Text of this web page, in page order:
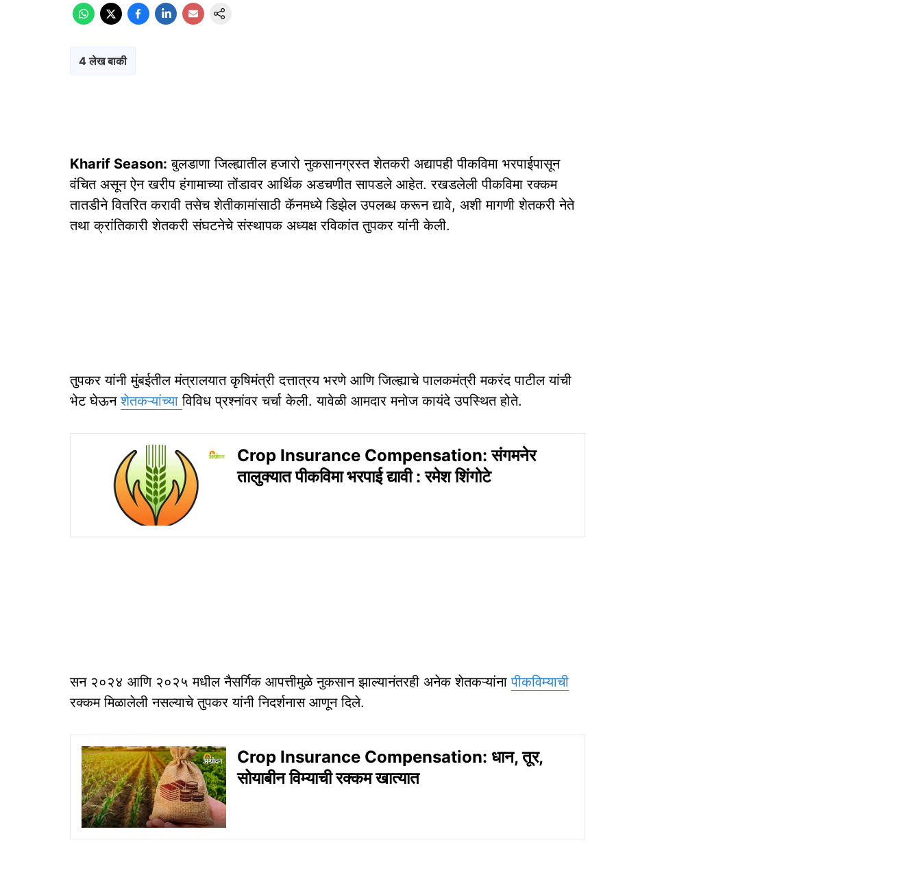
4 लेख बाकी
Kharif Season: बुलडाणा जिल्ह्यातील हजारो नुकसानग्रस्त शेतकरी अद्यापही पीकविमा भरपाईपासून
वंचित असून ऐन खरीप हंगामाच्या तोंडावर आर्थिक अडचणीत सापडले आहेत. रखडलेली पीकविमा रक्कम
तातडीने वितरित करावी तसेच शेतीकामांसाठी कॅनमध्ये डिझेल उपलब्ध करून द्यावे, अशी मागणी शेतकरी नेते
तथा क्रांतिकारी शेतकरी संघटनेचे संस्थापक अध्यक्ष रविकांत तुपकर यांनी केली.
तुपकर यांनी मुंबईतील मंत्रालयात कृषिमंत्री दत्तात्रय भरणे आणि जिल्ह्याचे पालकमंत्री मकरंद पाटील यांची
भेट घेऊनशेतकऱ्यांच्याविविध प्रश्नांवर चर्चा केली. यावेळी आमदार मनोज कायंदे उपस्थित होते.
Crop Insurance Compensation: संगमनेर
तालुक्यात पीकविमा भरपाई द्यावी : रमेश शिंगोटे
सन २०२४ आणि २०२५ मधील नैसर्गिक आपत्तीमुळे नुकसान झाल्यानंतरही अनेक शेतकऱ्यांनापीकविम्याची
रक्कम मिळालेली नसल्याचे तुपकर यांनी निदर्शनास आणून दिले.
Crop Insurance Compensation: धान, तूर,
सोयाबीन विम्याची रक्कम खात्यात